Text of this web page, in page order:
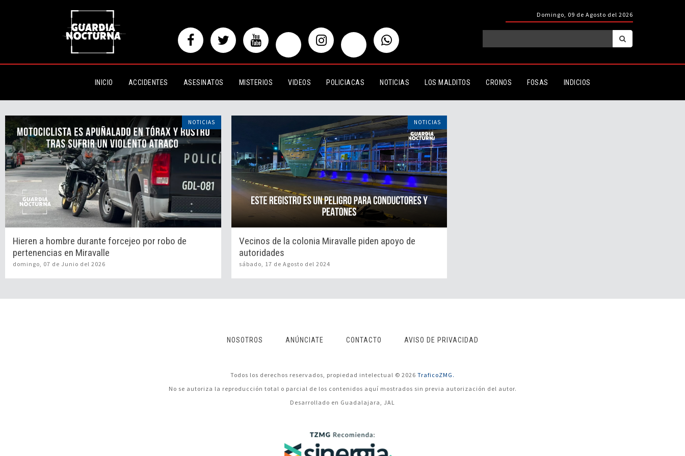
Domingo, 09 de Agosto del 2026
INICIO ACCIDENTES ASESINATOS MISTERIOS VIDEOS POLICIACAS NOTICIAS LOS MALDITOS CRONOS FOSAS INDICIOS
NOTICIAS
Hieren a hombre durante forcejeo por robo de
pertenencias en Miravalle
domingo, 07 de Junio del 2026
NOTICIAS
Vecinos de la colonia Miravalle piden apoyo de
autoridades
sábado, 17 de Agosto del 2024
NOSOTROS ANÚNCIATE CONTACTO AVISO DE PRIVACIDAD
Todos los derechos reservados, propiedad intelectual © 2026 TraficoZMG.
No se autoriza la reproducción total o parcial de los contenidos aquí mostrados sin previa autorización del autor.
Desarrollado en Guadalajara, JAL